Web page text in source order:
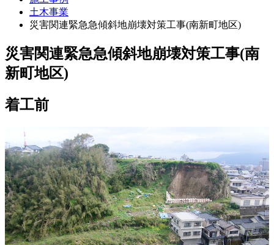
土木事業
災害関連緊急急傾斜地崩壊対策工事(南新町地区)
災害関連緊急急傾斜地崩壊対策工事(南
新町地区)
着工前